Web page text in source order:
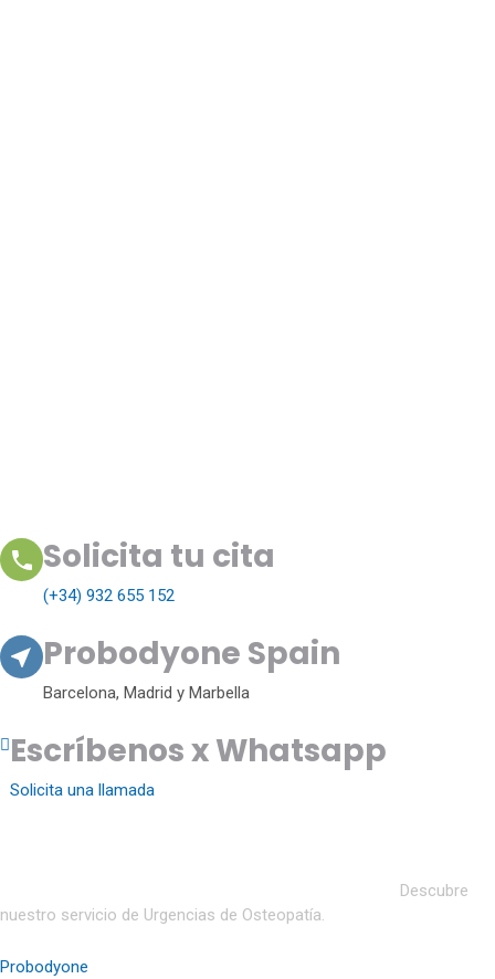
Solicita tu cita
(+34) 932 655 152
Probodyone Spain
Barcelona, Madrid y Marbella
Escríbenos x Whatsapp
Solicita una llamada
Descubre
nuestro servicio de Urgencias de Osteopatía.
Probodyone